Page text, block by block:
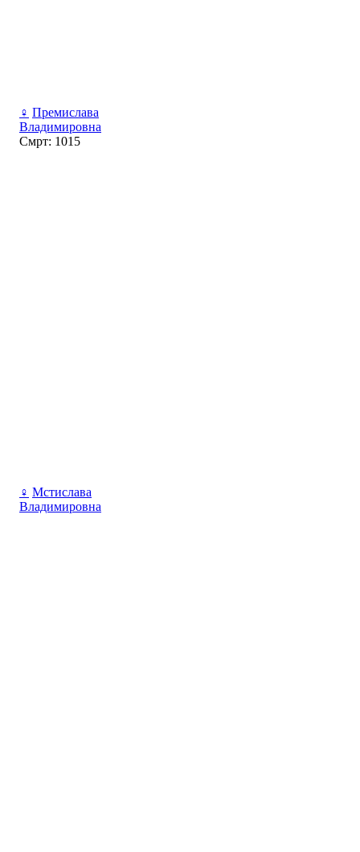
♀ Премислава
Владимировна
Смрт: 1015
♀ Мстислава
Владимировна